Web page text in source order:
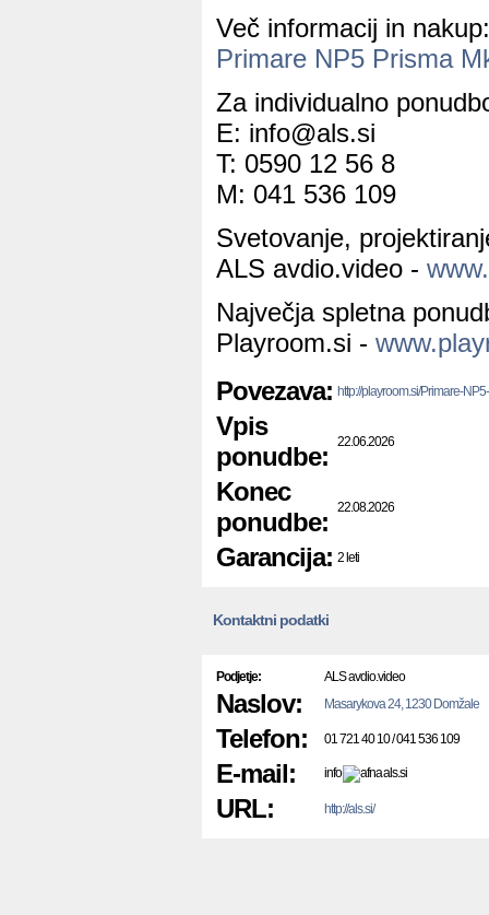
Več informacij in nakup:
Primare NP5 Prisma
Za individualno
E: info@als.si
T: 0590 12 56 8
M: 041 536 109
Svetovanje,
ALS avdio.video -
Največja spletna
Playroom.si -
Povezava: http://playroom.si/Primare-
Vpis
ponudbe:
22.06.2026
Konec
ponudbe:
22.08.2026
Garancija: 2 leti
Kontaktni podatki
Podjetje: ALS avdio.video
Naslov: Masarykova 24, 1230 Domžale
Telefon: 01 721 40 10 / 041 536 109
E-mail: info als.si
URL: http://als.si/